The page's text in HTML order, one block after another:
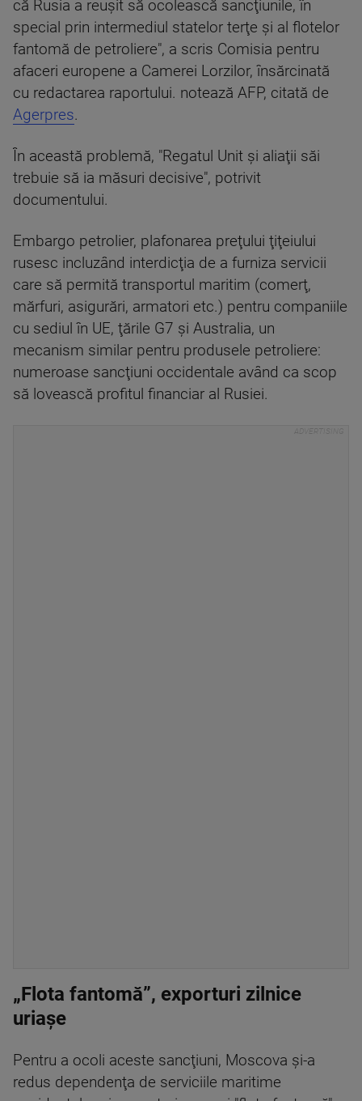
că Rusia a reuşit să ocolească sancţiunile, în
special prin intermediul statelor terţe şi al flotelor
fantomă de petroliere", a scris Comisia pentru
afaceri europene a Camerei Lorzilor, însărcinată
cu redactarea raportului. notează AFP, citată de
Agerpres.
În această problemă, "Regatul Unit şi aliaţii săi
trebuie să ia măsuri decisive", potrivit
documentului.
Embargo petrolier, plafonarea preţului ţiţeiului
rusesc incluzând interdicţia de a furniza servicii
care să permită transportul maritim (comerţ,
mărfuri, asigurări, armatori etc.) pentru companiile
cu sediul în UE, ţările G7 şi Australia, un
mecanism similar pentru produsele petroliere:
numeroase sancţiuni occidentale având ca scop
să lovească profitul financiar al Rusiei.
„Flota fantomă”, exporturi zilnice
uriașe
Pentru a ocoli aceste sancţiuni, Moscova şi-a
redus dependenţa de serviciile maritime